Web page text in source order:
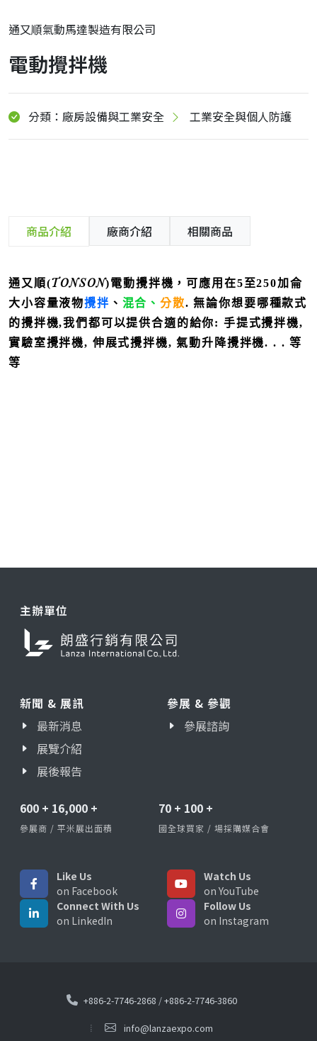
通又順氣動馬達製造有限公司
電動攪拌機
分類：廠房設備與工業安全 工業安全與個人防護
商品介紹 廠商介紹 相關商品
通又順(TONSON)電動攪拌機，可應用在5至250加侖
大小容量液物攪拌 、 混合、分散. 無論你想要哪種款式
的攪拌機,我們都可以提供合適的給你: 手提式攪拌機,
實驗室攪拌機, 伸展式攪拌機, 氣動升降攪拌機. . . 等
等
主辦單位
新聞 & 展訊
最新消息
展覽介紹
展後報告
參展 & 參觀
參展諮詢
600 + 16,000 +
參展商 / 平米展出面積
70 + 100 +
國全球買家 / 場採購媒合會
Like Us
on Facebook
Watch Us
on YouTube
Connect With Us
on LinkedIn
Follow Us
on Instagram
+886-2-7746-2868 /+886-2-7746-3860
info@lanzaexpo.com